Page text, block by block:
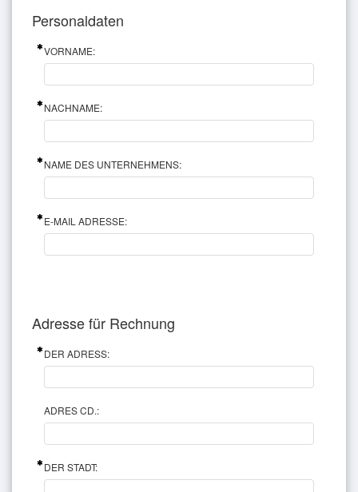
Personaldaten
VORNAME:
NACHNAME:
NAME DES UNTERNEHMENS:
E-MAIL ADRESSE:
Adresse für Rechnung
DER ADRESS:
ADRES CD.:
DER STADT: